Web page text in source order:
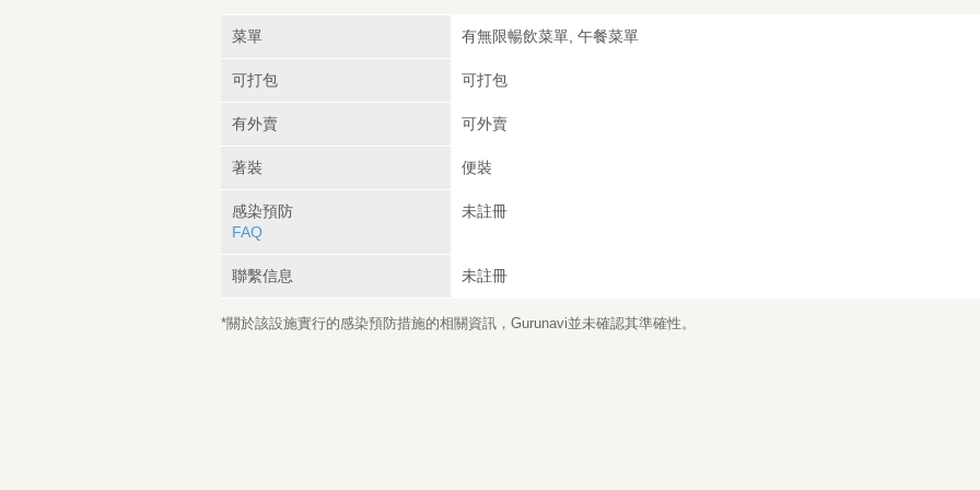
菜單 有無限暢飲菜單, 午餐菜單
可打包 可打包
有外賣 可外賣
著裝 便裝
感染預防
FAQ
未註冊
聯繫信息 未註冊
*關於該設施實行的感染預防措施的相關資訊，Gurunavi並未確認其準確性。